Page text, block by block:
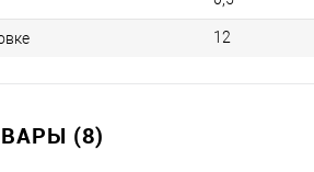
12
(8)